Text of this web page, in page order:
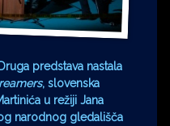
predstava nastala
, slovenska
u režiji Jana
narodnog gledališča